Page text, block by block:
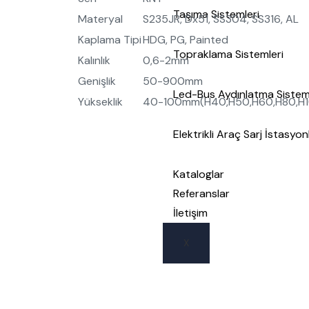
Taşıma Sistemleri
Topraklama Sistemleri
Led-Bus Aydınlatma
Elektrikli Araç Sarj
Kataloglar
Referanslar
İletişim
Materyal
S235JR, Dx51, SS304, SS316, AL
Kaplama TipiHDG, PG, Painted
Kalınlık
0,6-2mm
Genişlik
50-900mm
Yükseklik
40-